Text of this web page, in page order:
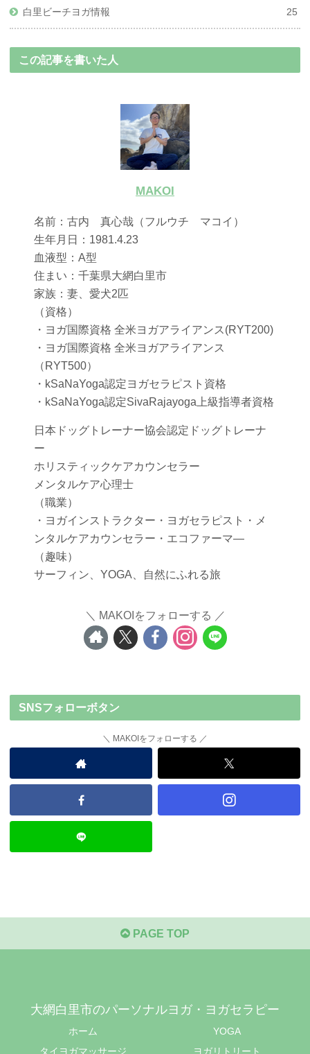
白里ビーチヨガ情報 25
この記事を書いた人
MAKOI
名前：古内 真心哉（フルウチ マコイ）
生年月日：1981.4.23
血液型：A型
住まい：千葉県大網白里市
家族：妻、愛犬2匹
（資格）
・ヨガ国際資格 全米ヨガアライアンス(RYT200)
・ヨガ国際資格 全米ヨガアライアンス
（RYT500）
・kSaNaYoga認定ヨガセラピスト資格
・kSaNaYoga認定SivaRajayoga上級指導者資格
日本ドッグトレーナー協会認定ドッグトレーナ
ー
ホリスティックケアカウンセラー
メンタルケア心理士
（職業）
・ヨガインストラクター・ヨガセラピスト・メ
ンタルケアカウンセラー・エコファーマ―
（趣味）
サーフィン、YOGA、自然にふれる旅
MAKOIをフォローする
SNSフォローボタン
MAKOIをフォローする
PAGE TOP
大網白里市のパーソナルヨガ・ヨガセラピー
ホーム
YOGA
タイヨガマッサージ
ヨガリトリート